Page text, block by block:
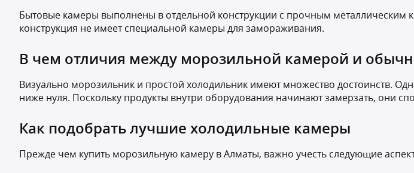
Бытовые камеры выполнены в отдельной конструкции с прочным металлическим
конструкция не имеет специальной камеры для замораживания.
В чем отличия между морозильной камерой и
Визуально морозильник и простой холодильник имеют множество достоинств.
ниже нуля. Поскольку продукты внутри оборудования начинают замерзать, они
Как подобрать лучшие холодильные камеры
Прежде чем купить морозильную камеру в Алматы, важно учесть следующие